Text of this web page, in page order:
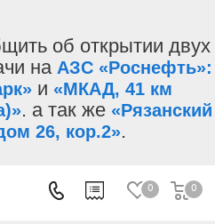
об открытии двух
на АЗС «Роснефть»:
и «МКАД, 41 км
. а так же «Рязанский
26, кор.2».
0 0